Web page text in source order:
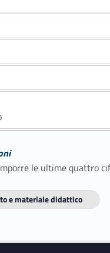
le ultime quattro
e materiale didattico